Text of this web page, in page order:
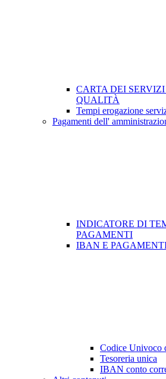
CARTA DEI
QUALITÀ
Tempi erogazione
Pagamenti dell'
INDICATORE DI
PAGAMENTI
IBAN E
Codice Univoco
Tesoreria unica
IBAN conto